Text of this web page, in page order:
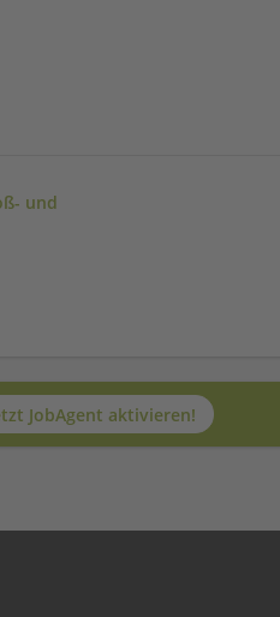
und
JobAgent aktivieren!